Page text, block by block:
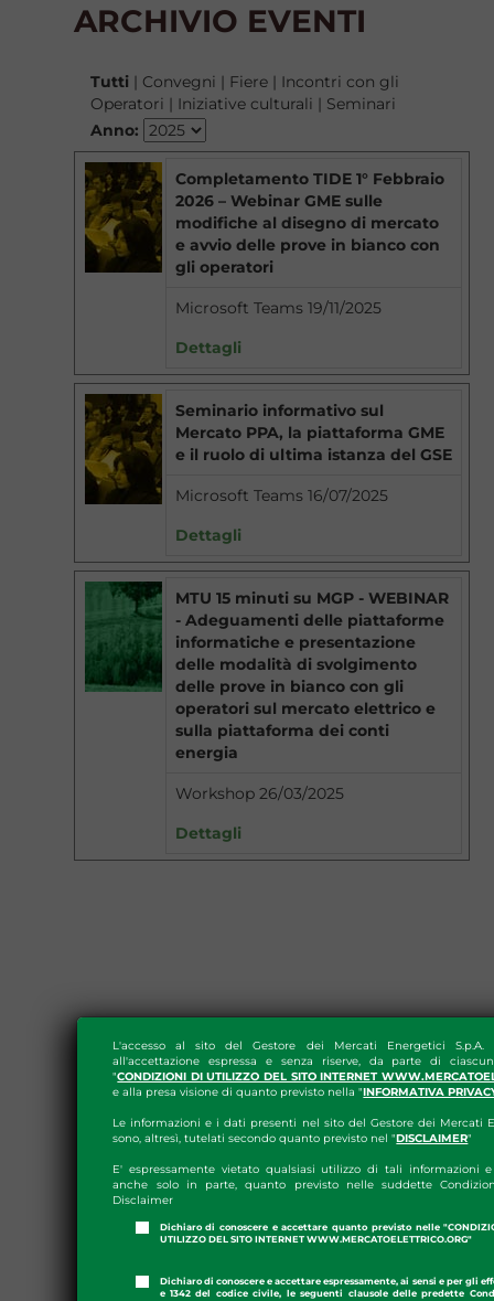
L'accesso al sito del Gestore dei Mercati Energetici S.p.A.
all'accettazione espressa e senza riserve, da parte di
"CONDIZIONI DI UTILIZZO DEL SITO INTERNET
e alla presa visione di quanto previsto nella "INFORMATIVA
Le informazioni e i dati presenti nel sito del Gestore dei Mercati
sono, altresì, tutelati secondo quanto previsto nel "DISCLAIMER"
E' espressamente vietato qualsiasi utilizzo di tali informazioni
anche solo in parte, quanto previsto nelle suddette
Disclaimer
Dichiaro di conoscere e accettare quanto previsto nelle
UTILIZZO DEL SITO INTERNET WWW.MERCATOELETTRICO.ORG"
Dichiaro di conoscere e accettare espressamente, ai sensi e per gli
e 1342 del codice civile, le seguenti clausole delle predette
ARCHIVIO EVENTI
Tutti | Convegni | Fiere | Incontri con gli
Operatori | Iniziative culturali | Seminari
Anno:
Completamento TIDE 1° Febbraio
2026 – Webinar GME sulle
modifiche al disegno di mercato
e avvio delle prove in bianco con
gli operatori
Microsoft Teams 19/11/2025
Dettagli
Seminario informativo sul
Mercato PPA, la piattaforma GME
e il ruolo di ultima istanza del GSE
Microsoft Teams 16/07/2025
Dettagli
MTU 15 minuti su MGP - WEBINAR
- Adeguamenti delle piattaforme
informatiche e presentazione
delle modalità di svolgimento
delle prove in bianco con gli
operatori sul mercato elettrico e
sulla piattaforma dei conti
energia
Workshop 26/03/2025
Dettagli